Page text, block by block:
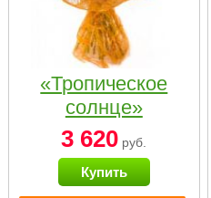
«Тропическое
солнце»
3 620 руб.
Купить